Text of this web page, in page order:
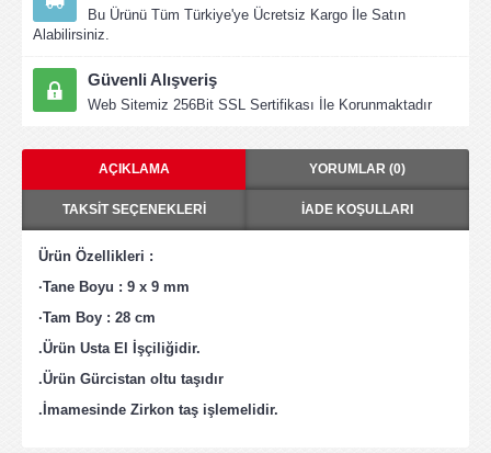
Bu Ürünü Tüm Türkiye'ye Ücretsiz Kargo İle Satın
Alabilirsiniz.
Güvenli Alışveriş
Web Sitemiz 256Bit SSL Sertifikası İle Korunmaktadır
AÇIKLAMA YORUMLAR (0)
TAKSIT SEÇENEKLERI İADE KOŞULLARI
Ürün Özellikleri :
·Tane Boyu : 9 x 9 mm
·Tam Boy : 28 cm
.Ürün Usta El İşçiliğidir.
.Ürün Gürcistan oltu taşıdır
.İmamesinde Zirkon taş işlemelidir.